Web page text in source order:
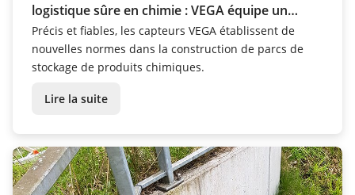
logistique sûre en chimie : VEGA équipe un
nouveau parc de stockage de produits
chimiques
Précis et fiables, les capteurs VEGA établissent de
nouvelles normes dans la construction de parcs de
stockage de produits chimiques.
Lire la suite